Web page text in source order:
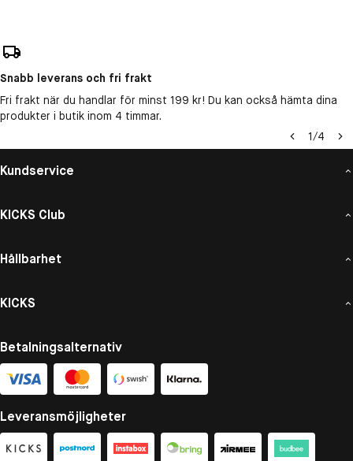
Snabb leverans och fri frakt
Fri frakt när du handlar för minst 199 kr! Du kan också hämta dina
produkter i butik inom 4 timmar.
1/4
Kundservice
KICKS Club
Hållbarhet
KICKS
Betalningsalternativ
Leveransmöjligheter